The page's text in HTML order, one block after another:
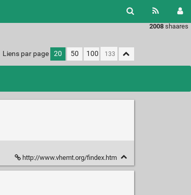
2008 shaares
Liens par page 20 50 100
http://www.vhemt.org/findex.htm